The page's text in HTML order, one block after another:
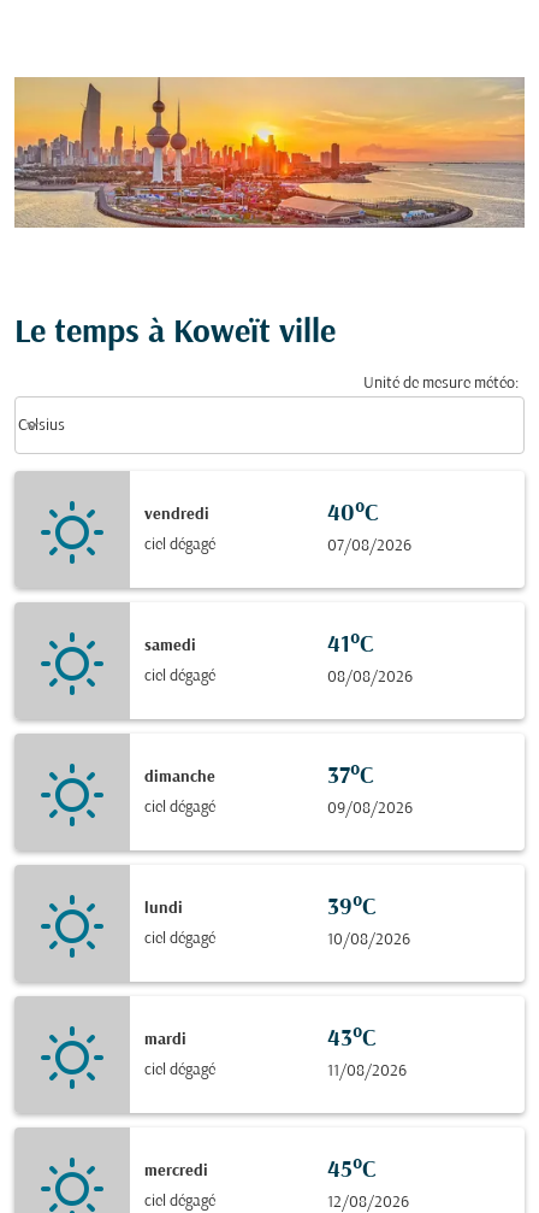
Le temps à Koweït ville
Unité de mesure météo:
Celsius
keyboard_arrow_down
vendredi
ciel dégagé
40°C
07/08/2026
samedi
ciel dégagé
41°C
08/08/2026
dimanche
ciel dégagé
37°C
09/08/2026
lundi
ciel dégagé
39°C
10/08/2026
mardi
ciel dégagé
43°C
11/08/2026
mercredi
ciel dégagé
45°C
12/08/2026